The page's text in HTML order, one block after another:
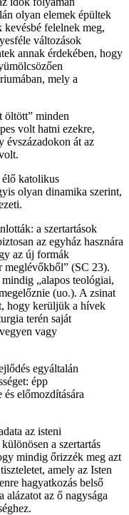
olyan elemek épültek
kevésbé felelnek meg,
változások
annak érdekében, hogy
mely a
öltött” minden
volt hatni ezekre,
évszázadokon át az
élő katolikus
olyan dinamika szerint,
a szertartások
az egyház hasznára
az új formák
meglévőkből” (SC 23).
„alapos teológiai,
(uo.). A zsinat
hogy kerüljük a hívek
terén saját
vagy
egyáltalán
épp
és előmozdítására
az isteni
a szertartás
mindig őrizzék meg azt
amely az Isten
hagyatkozás belső
alázatot az ő nagysága